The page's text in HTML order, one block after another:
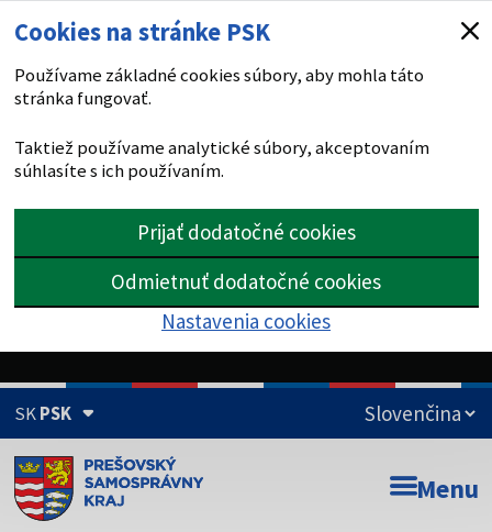
Cookies na stránke PSK
Používame základné cookies súbory, aby mohla táto
stránka fungovať.
Taktiež používame analytické súbory, akceptovaním
súhlasíte s ich používaním.
Prijať dodatočné cookies
Odmietnuť dodatočné cookies
Nastavenia cookies
SKPSK
Doména psk.sk je oficiálna
Toto je oficiálna webová stránka Prešovského
Menu